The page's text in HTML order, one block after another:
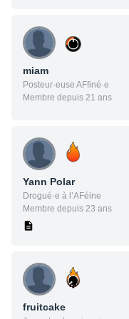
miam
Posteur·euse AFfiné·e
Membre depuis 21 ans
Yann Polar
Drogué·e à l’AFéine
Membre depuis 23 ans
fruitcake